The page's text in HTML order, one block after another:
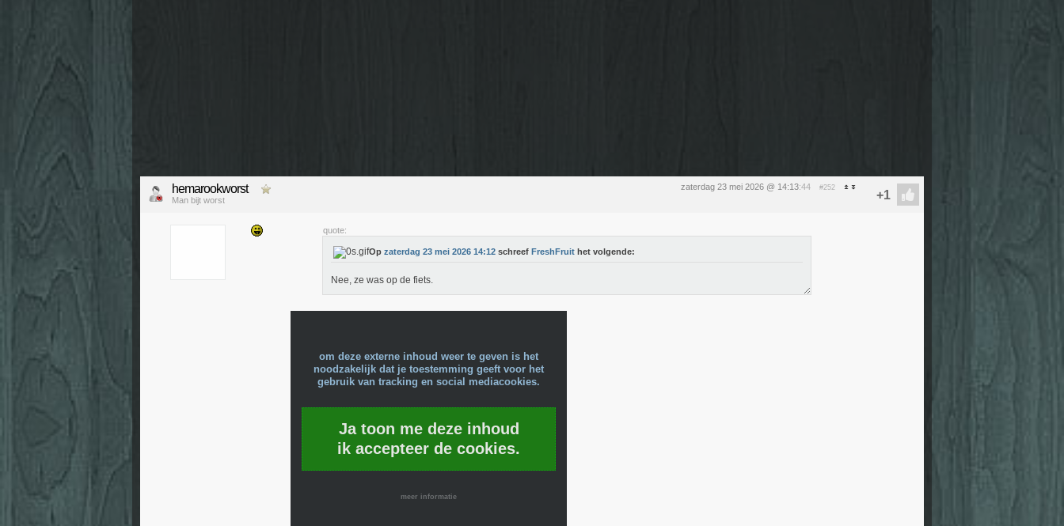
zaterdag 23 mei 2026 @ 14:13:44 #252
hemarookworst
Man bijt worst
quote:
Op zaterdag 23 mei 2026 14:12 schreef FreshFruit het volgende:
Nee, ze was op de fiets.
om deze externe inhoud weer te geven is het
noodzakelijk dat je toestemming geeft voor het
gebruik van tracking en social mediacookies.
Ja toon me deze inhoud
ik accepteer de cookies.
meer informatie